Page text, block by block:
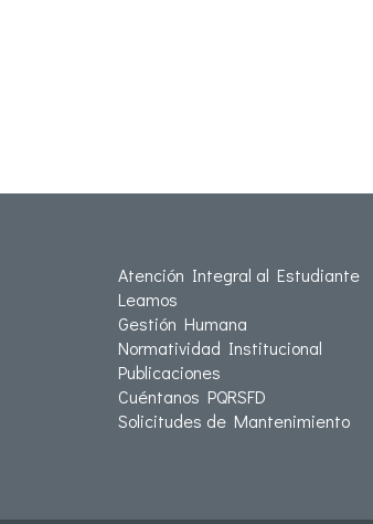
Atención Integral al Estudiante
Leamos
Gestión Humana
Normatividad Institucional
Publicaciones
Cuéntanos PQRSFD
Solicitudes de Mantenimiento